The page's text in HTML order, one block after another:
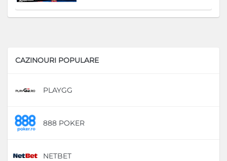
CAZINOURI POPULARE
PLAYGG
888 POKER
NETBET